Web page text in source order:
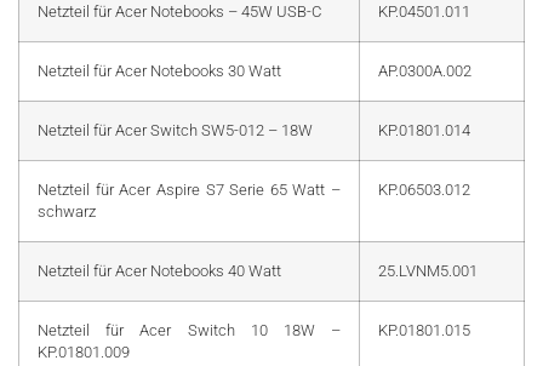
Netzteil für Acer Notebooks – 45W USB-C KP.04501.011
Netzteil für Acer Notebooks 30 Watt AP.0300A.002
Netzteil für Acer Switch SW5-012 – 18W KP.01801.014
Netzteil für Acer Aspire S7 Serie 65 Watt –
schwarz
KP.06503.012
Netzteil für Acer Notebooks 40 Watt 25.LVNM5.001
Netzteil für Acer Switch 10 18W –
KP.01801.009
KP.01801.015